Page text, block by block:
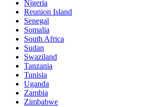
Nigeria
Reunion Island
Senegal
Somalia
South Africa
Sudan
Swaziland
Tanzania
Tunisia
Uganda
Zambia
Zimbabwe